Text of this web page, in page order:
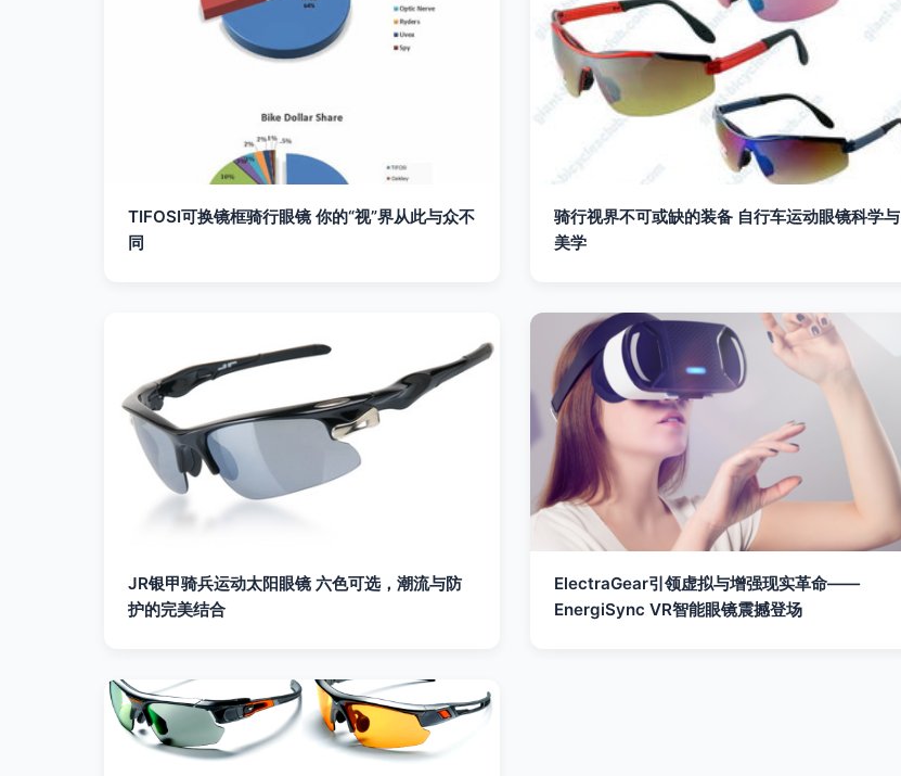
TIFOSI可换镜框骑行眼镜 你的“视”界从此与众不
同
骑行视界不可或缺的装备 自行车运动眼镜科学与
美学
JR银甲骑兵运动太阳眼镜 六色可选，潮流与防
护的完美结合
ElectraGear引领虚拟与增强现实革命——
EnergiSync VR智能眼镜震撼登场